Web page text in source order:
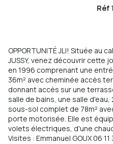
Réf
OPPORTUNITÉ JLI! Située au
JUSSY, venez découvrir cette
en 1996 comprenant une
36m² avec cheminée accès
donnant accès sur une
salle de bains, une salle
sous-sol complet de 78m²
porte motorisée. Elle est
volets électriques, d'une
Visites : Emmanuel GOUX 06